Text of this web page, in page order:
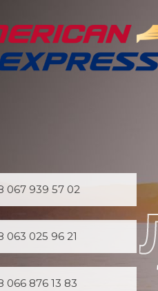
067 939 57 02
063 025 96 21
066 876 13 83